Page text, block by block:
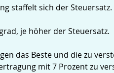
staffelt sich der Steuersatz.
je höher der Steuersatz.
das Beste und die zu
mit 7 Prozent zu